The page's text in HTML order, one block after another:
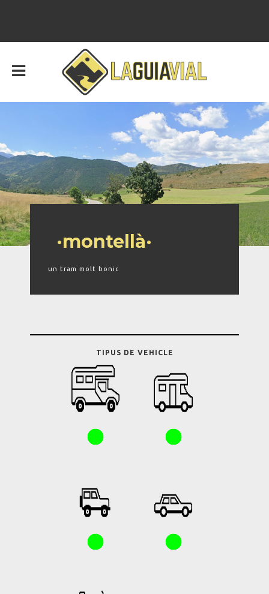
·montellà·
un tram molt bonic
TIPUS DE VEHICLE